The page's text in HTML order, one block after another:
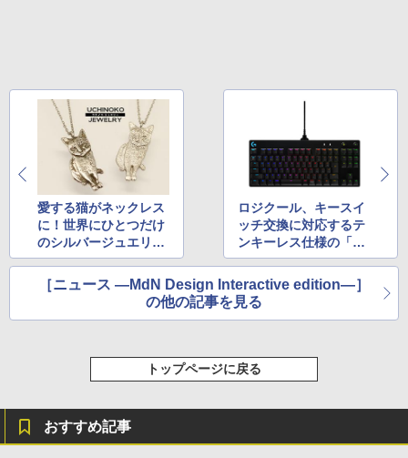
愛する猫がネックレス
に！世界にひとつだけ
のシルバージュエリー
がつくれる「UCHINO
KO JEWELRY」
ロジクール、キースイ
ッチ交換に対応するテ
ンキーレス仕様の「PR
O Xゲーミングキーボ
ード」を発売
［ニュース ―MdN Design Interactive edition―］
の他の記事を見る
トップページに戻る
おすすめ記事